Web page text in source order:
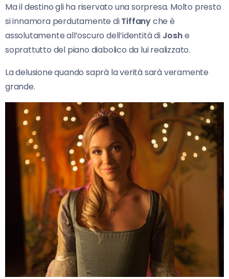
Ma il destino gli ha riservato una sorpresa. Molto presto
si innamora perdutamente diTiffanyche è
assolutamente all’oscuro dell’identità di Joshe
soprattutto del piano diabolico da lui realizzato.
La delusione quando saprà la verità sarà veramente
grande.